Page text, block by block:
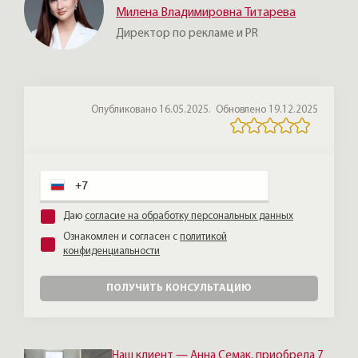
делает стильный ремонт и продаёт с
прибылью — получая огромное
Обычно поиск начинают самостоятельно,
но через несколько недель наступает
будет доставлять радость многие годы.
Плюс открытый рынок — лишь меньшая
продают закрыто, через
профессиональные контакты.
Милена Владимировна Титарева
Директор по рекламе и PR
Опубликовано 16.05.2025. Обновлено 19.12.2025
Даю согласие на обработку персональных данных
Ознакомлен и согласен с политикой
конфиденциальности
ПОЛУЧИТЬ КОНСУЛЬТАЦИЮ